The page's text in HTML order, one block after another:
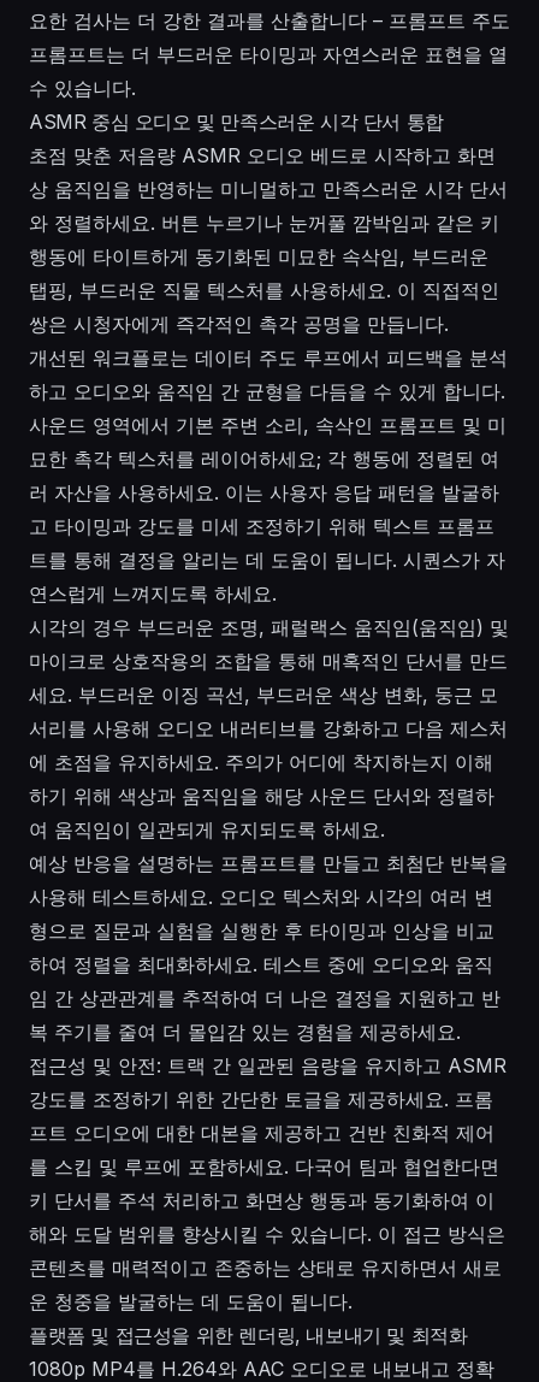
요한 검사는 더 강한 결과를 산출합니다 – 프롬프트 주도
프롬프트는 더 부드러운 타이밍과 자연스러운 표현을 열
수 있습니다.
ASMR 중심 오디오 및 만족스러운 시각 단서 통합
초점 맞춘 저음량 ASMR 오디오 베드로 시작하고 화면
상 움직임을 반영하는 미니멀하고 만족스러운 시각 단서
와 정렬하세요. 버튼 누르기나 눈꺼풀 깜박임과 같은 키
행동에 타이트하게 동기화된 미묘한 속삭임, 부드러운
탭핑, 부드러운 직물 텍스처를 사용하세요. 이 직접적인
쌍은 시청자에게 즉각적인 촉각 공명을 만듭니다.
개선된 워크플로는 데이터 주도 루프에서 피드백을 분석
하고 오디오와 움직임 간 균형을 다듬을 수 있게 합니다.
사운드 영역에서 기본 주변 소리, 속삭인 프롬프트 및 미
묘한 촉각 텍스처를 레이어하세요; 각 행동에 정렬된 여
러 자산을 사용하세요. 이는 사용자 응답 패턴을 발굴하
고 타이밍과 강도를 미세 조정하기 위해 텍스트 프롬프
트를 통해 결정을 알리는 데 도움이 됩니다. 시퀀스가 자
연스럽게 느껴지도록 하세요.
시각의 경우 부드러운 조명, 패럴랙스 움직임(움직임) 및
마이크로 상호작용의 조합을 통해 매혹적인 단서를 만드
세요. 부드러운 이징 곡선, 부드러운 색상 변화, 둥근 모
서리를 사용해 오디오 내러티브를 강화하고 다음 제스처
에 초점을 유지하세요. 주의가 어디에 착지하는지 이해
하기 위해 색상과 움직임을 해당 사운드 단서와 정렬하
여 움직임이 일관되게 유지되도록 하세요.
예상 반응을 설명하는 프롬프트를 만들고 최첨단 반복을
사용해 테스트하세요. 오디오 텍스처와 시각의 여러 변
형으로 질문과 실험을 실행한 후 타이밍과 인상을 비교
하여 정렬을 최대화하세요. 테스트 중에 오디오와 움직
임 간 상관관계를 추적하여 더 나은 결정을 지원하고 반
복 주기를 줄여 더 몰입감 있는 경험을 제공하세요.
접근성 및 안전: 트랙 간 일관된 음량을 유지하고 ASMR
강도를 조정하기 위한 간단한 토글을 제공하세요. 프롬
프트 오디오에 대한 대본을 제공하고 건반 친화적 제어
를 스킵 및 루프에 포함하세요. 다국어 팀과 협업한다면
키 단서를 주석 처리하고 화면상 행동과 동기화하여 이
해와 도달 범위를 향상시킬 수 있습니다. 이 접근 방식은
콘텐츠를 매력적이고 존중하는 상태로 유지하면서 새로
운 청중을 발굴하는 데 도움이 됩니다.
플랫폼 및 접근성을 위한 렌더링, 내보내기 및 최적화
1080p MP4를 H.264와 AAC 오디오로 내보내고 정확